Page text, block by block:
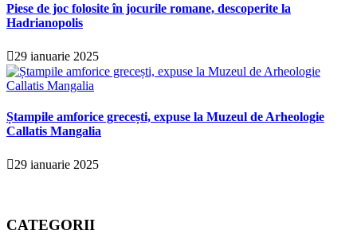
Piese de joc folosite în jocurile romane, descoperite la
Hadrianopolis
29 ianuarie 2025
Ștampile amforice grecești, expuse la Muzeul de Arheologie
Callatis Mangalia
29 ianuarie 2025
CATEGORII